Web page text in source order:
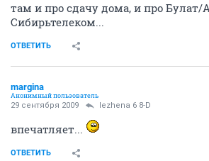
там и про сдачу дома, и про Булат/
Сибирьтелеком...
ОТВЕТИТЬ
margina
Анонимный пользователь
29 сентября 2009 lezhena 6 8-D
впечатляет...
ОТВЕТИТЬ